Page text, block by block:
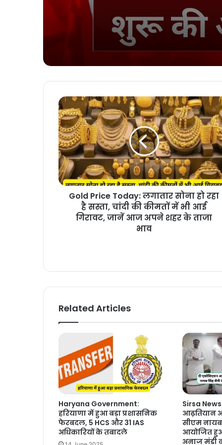
मांगेराम बेनीवाल ने
क्लब को 50 बॉक्स
10 रैकेट तथा 4 बैठने
कीं
Gold Price Today: लगातार सोना हो रहा
है सस्ता, चांदी की कीमतों में भी आई
गिरावट, जानें आज अपने शहर के ताजा
भाव
Related Articles
Haryana Government:
हरियाणा में हुआ बड़ा प्रशासनिक
फेरबदल, 5 HCS और 31 IAS
अधिकारियों के तबादले
Sirsa
आढ़तियान
सीएम
आयोजित
अनाज मंडी